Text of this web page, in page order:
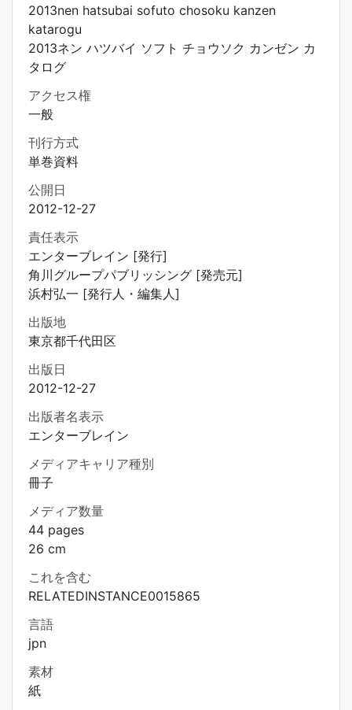
2013nen hatsubai sofuto chosoku kanzen
katarogu
2013ネン ハツバイ ソフト チョウソク カンゼン カ
タログ
アクセス権
一般
刊行方式
単巻資料
公開日
2012-12-27
責任表示
エンターブレイン [発行]
角川グループパブリッシング [発売元]
浜村弘一 [発行人・編集人]
出版地
東京都千代田区
出版日
2012-12-27
出版者名表示
エンターブレイン
メディアキャリア種別
冊子
メディア数量
44 pages
26 cm
これを含む
RELATEDINSTANCE0015865
言語
jpn
素材
紙